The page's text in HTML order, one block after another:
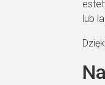
lub